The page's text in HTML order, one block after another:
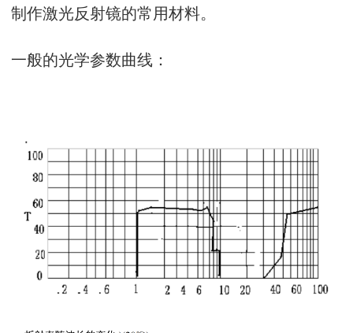
制作激光反射镜的常用材料。
一般的光学参数曲线：